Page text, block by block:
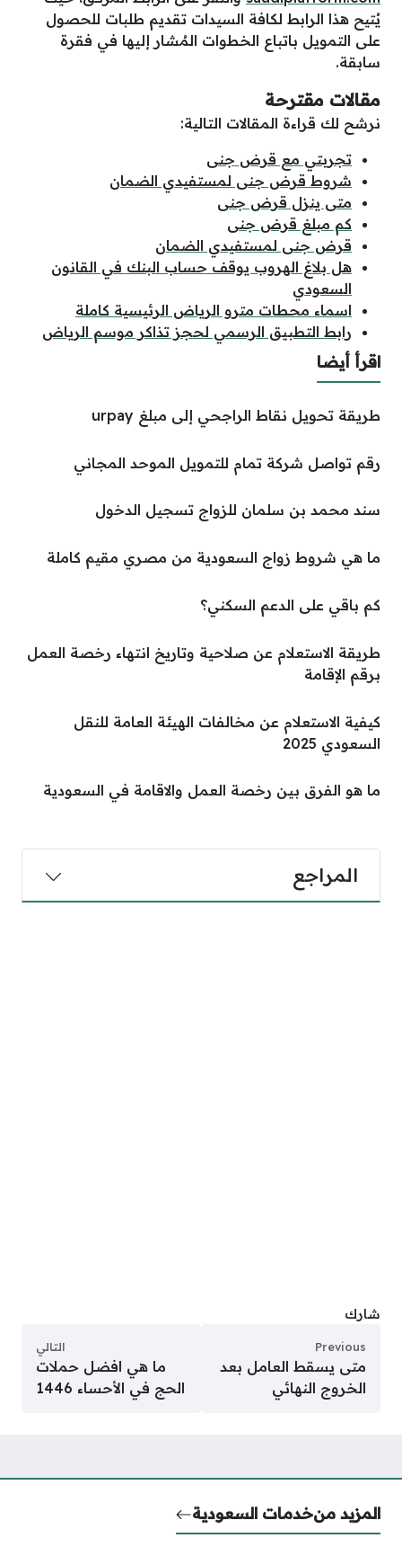
يُتيح هذا الرابط لكافة السيدات تقديم طلبات للحصول
على التمويل باتباع الخطوات المُشار إليها في فقرة
سابقة.
مقالات مقترحة
نرشح لك قراءة المقالات التالية:
تجربتي مع قرض جنى
شروط قرض جنى لمستفيدي الضمان
متى ينزل قرض جنى
كم مبلغ قرض جنى
قرض جنى لمستفيدي الضمان
هل بلاغ الهروب يوقف حساب البنك في القانون
السعودي
اسماء محطات مترو الرياض الرئيسية كاملة
رابط التطبيق الرسمي لحجز تذاكر موسم الرياض
اقرأ أيضا
طريقة تحويل نقاط الراجحي إلى مبلغ urpay
رقم تواصل شركة تمام للتمويل الموحد المجاني
سند محمد بن سلمان للزواج تسجيل الدخول
ما هي شروط زواج السعودية من مصري مقيم كاملة
كم باقي على الدعم السكني؟
طريقة الاستعلام عن صلاحية وتاريخ انتهاء رخصة العمل
برقم الإقامة
كيفية الاستعلام عن مخالفات الهيئة العامة للنقل
السعودي 2025
ما هو الفرق بين رخصة العمل والاقامة في السعودية
المراجع
شارك
Previous
متى يسقط العامل بعد
الخروج النهائي
التالي
ما هي افضل حملات
الحج في الأحساء 1446
المزيد منخدمات السعودية